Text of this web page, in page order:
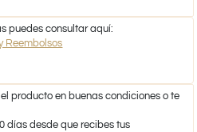
puedes consultar aquí:
Reembolsos
producto en buenas condiciones o te
días desde que recibes tus